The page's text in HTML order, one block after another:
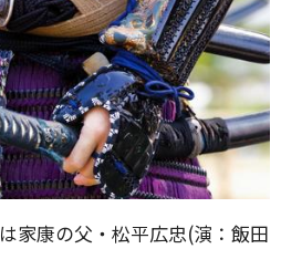
は家康の父・松平広忠(演：飯田